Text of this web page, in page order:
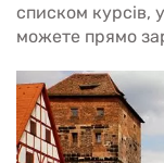
списком курсів,
можете прямо